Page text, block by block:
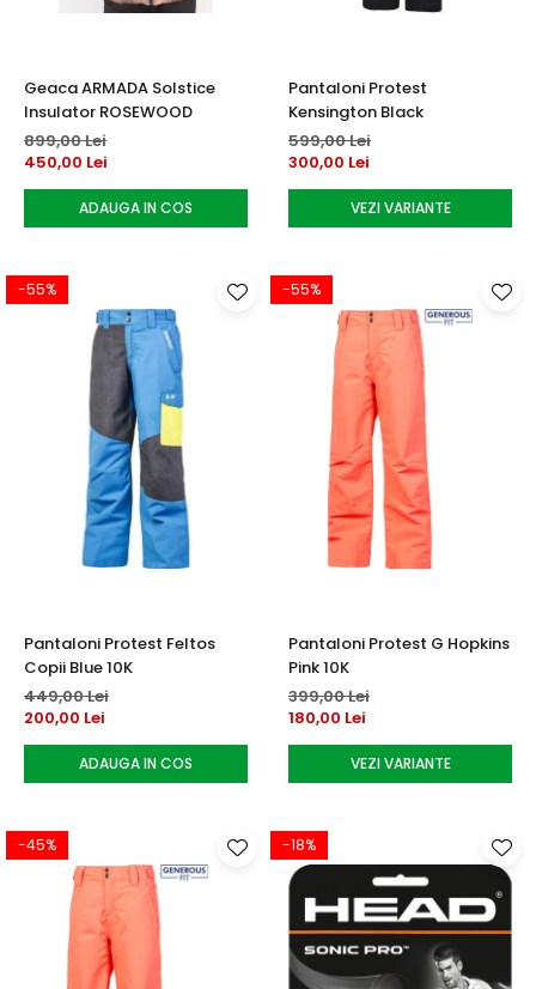
Geaca ARMADA Solstice
Insulator ROSEWOOD
899,00 Lei
450,00 Lei
ADAUGA IN COS
Pantaloni Protest
Kensington Black
599,00 Lei
300,00 Lei
VEZI VARIANTE
-55%
Pantaloni Protest Feltos
Copii Blue 10K
449,00 Lei
200,00 Lei
ADAUGA IN COS
-55%
Pantaloni Protest G Hopkins
Pink 10K
399,00 Lei
180,00 Lei
VEZI VARIANTE
-45% -18%